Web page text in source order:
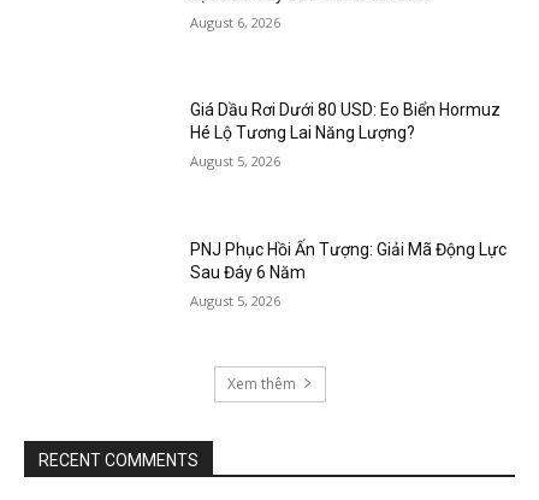
August 6, 2026
Giá Dầu Rơi Dưới 80 USD: Eo Biển Hormuz
Hé Lộ Tương Lai Năng Lượng?
August 5, 2026
PNJ Phục Hồi Ấn Tượng: Giải Mã Động Lực
Sau Đáy 6 Năm
August 5, 2026
Xem thêm
RECENT COMMENTS